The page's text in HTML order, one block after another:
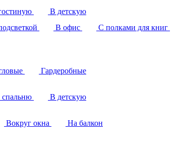
В детскую
В офис С полками для книг
Гардеробные
В детскую
Вокруг окна На балкон